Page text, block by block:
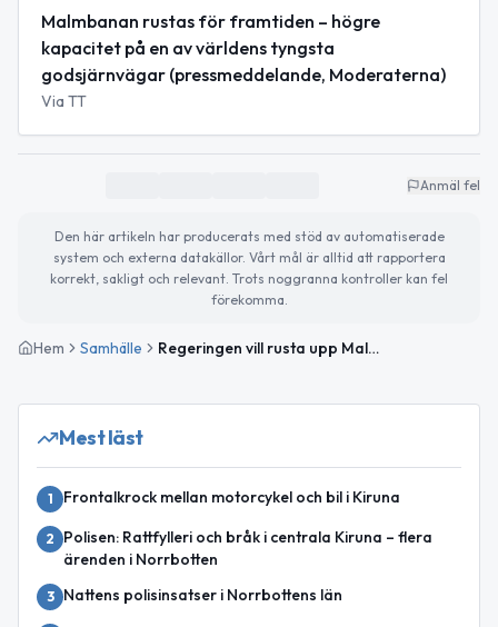
Malmbanan rustas för framtiden – högre
kapacitet på en av världens tyngsta
godsjärnvägar (pressmeddelande, Moderaterna)
Via TT
Anmäl fel
Den här artikeln har producerats med stöd av automatiserade
system och externa datakällor. Vårt mål är alltid att rapportera
korrekt, sakligt och relevant. Trots noggranna kontroller kan fel
förekomma.
Hem Samhälle Regeringen vill rusta upp Malmbanan: nya mötesstationer och högre axellast i Kirunaområdet
Mest läst
1 Frontalkrock mellan motorcykel och bil i Kiruna
2
Polisen: Rattfylleri och bråk i centrala Kiruna – flera
ärenden i Norrbotten
3
Nattens polisinsatser i Norrbottens län